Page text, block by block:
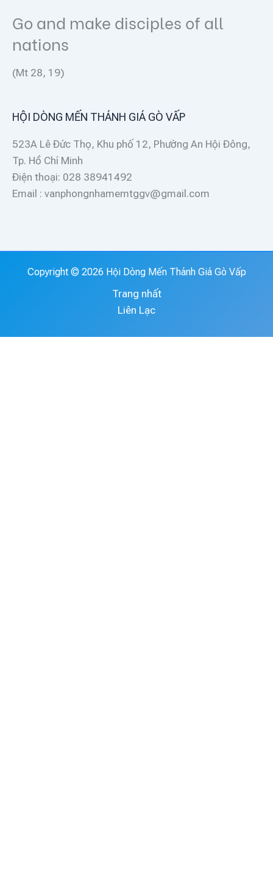
Go and make disciples of all
nations
(Mt 28, 19)
HỘI DÒNG MẾN THÁNH GIÁ GÒ VẤP
523A Lê Đức Thọ, Khu phố 12, Phường An Hội Đông,
Tp. Hồ Chí Minh
Điện thoại: 028 38941492
Email : vanphongnhamemtggv@gmail.com
Copyright © 2026 Hội Dòng Mến Thánh Giá Gò Vấp
Trang nhất
Liên Lạc